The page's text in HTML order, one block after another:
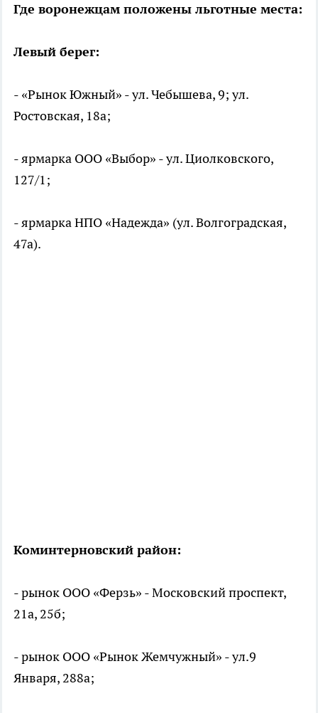
Где воронежцам положены льготные места:
Левый берег:
- «Рынок Южный» - ул. Чебышева, 9; ул.
Ростовская, 18а;
- ярмарка ООО «Выбор» - ул. Циолковского,
127/1;
- ярмарка НПО «Надежда» (ул. Волгоградская,
47а).
Коминтерновский район:
- рынок ООО «Ферзь» - Московский проспект,
21а, 25б;
- рынок ООО «Рынок Жемчужный» - ул.9
Января, 288а;